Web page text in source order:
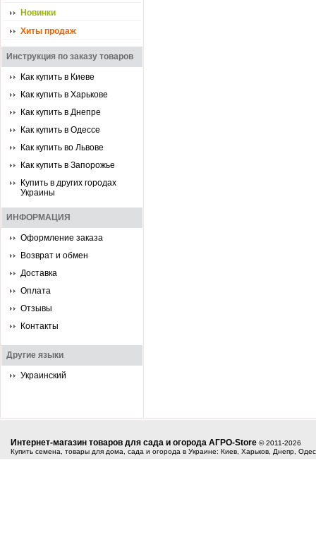
Новинки
Хиты продаж
Инструкция по заказу товаров
Как купить в Киеве
Как купить в Харькове
Как купить в Днепре
Как купить в Одессе
Как купить во Львове
Как купить в Запорожье
Купить в других городах
Украины
ИНФОРМАЦИЯ
Оформление заказа
Возврат и обмен
Доставка
Оплата
Отзывы
Контакты
Другие языки
Украинский
Интернет-магазин товаров для сада и огорода АГРО-Store © 2011-2026
Купить семена, товары для дома, сада и огорода в Украине: Киев, Харьков, Днепр,